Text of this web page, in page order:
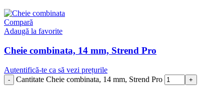
Compară
Adaugă la favorite
Cheie combinata, 14 mm, Strend Pro
Autentifică-te ca să vezi prețurile
Cantitate Cheie combinata, 14 mm, Strend Pro